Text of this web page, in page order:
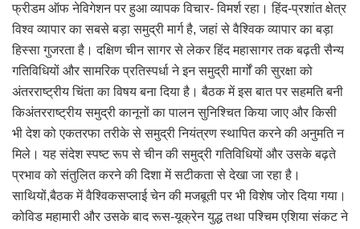
फ्रीडम ऑफ नेविगेशन पर हुआ व्यापक विचार- विमर्श रहा। हिंद-प्रशांत क्षेत्र
विश्व व्यापार का सबसे बड़ा समुद्री मार्ग है, जहां से वैश्विक व्यापार का बड़ा
हिस्सा गुजरता है। दक्षिण चीन सागर से लेकर हिंद महासागर तक बढ़ती सैन्य
गतिविधियों और सामरिक प्रतिस्पर्धा ने इन समुद्री मार्गों की सुरक्षा को
अंतरराष्ट्रीय चिंता का विषय बना दिया है। बैठक में इस बात पर सहमति बनी
किअंतरराष्ट्रीय समुद्री कानूनों का पालन सुनिश्चित किया जाए और किसी
भी देश को एकतरफा तरीके से समुद्री नियंत्रण स्थापित करने की अनुमति न
मिले। यह संदेश स्पष्ट रूप से चीन की समुद्री गतिविधियों और उसके बढ़ते
प्रभाव को संतुलित करने की दिशा में सटीकता से देखा जा रहा है।
साथियों,बैठक में वैश्विकसप्लाई चेन की मजबूती पर भी विशेष जोर दिया गया।
कोविड महामारी और उसके बाद रूस-यूक्रेन युद्ध तथा पश्चिम एशिया संकट ने